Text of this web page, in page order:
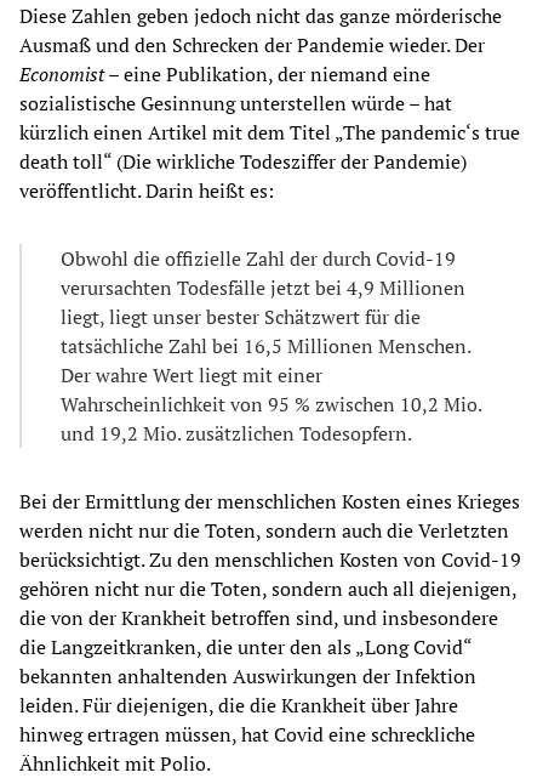
Diese Zahlen geben jedoch nicht das ganze mörderische
Ausmaß und den Schrecken der Pandemie wieder. Der
Economist– eine Publikation, der niemand eine
sozialistische Gesinnung unterstellen würde – hat
kürzlich einen Artikel mit dem Titel „The pandemic‘s true
death toll“ (Die wirkliche Todesziffer der Pandemie)
veröffentlicht. Darin heißt es:
Obwohl die offizielle Zahl der durch Covid-19
verursachten Todesfälle jetzt bei 4,9 Millionen
liegt, liegt unser bester Schätzwert für die
tatsächliche Zahl bei 16,5 Millionen Menschen.
Der wahre Wert liegt mit einer
Wahrscheinlichkeit von 95 % zwischen 10,2 Mio.
und 19,2 Mio. zusätzlichen Todesopfern.
Bei der Ermittlung der menschlichen Kosten eines Krieges
werden nicht nur die Toten, sondern auch die Verletzten
berücksichtigt. Zu den menschlichen Kosten von Covid-19
gehören nicht nur die Toten, sondern auch all diejenigen,
die von der Krankheit betroffen sind, und insbesondere
die Langzeitkranken, die unter den als „Long Covid“
bekannten anhaltenden Auswirkungen der Infektion
leiden. Für diejenigen, die die Krankheit über Jahre
hinweg ertragen müssen, hat Covid eine schreckliche
Ähnlichkeit mit Polio.